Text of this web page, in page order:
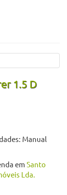
1.5 D
Manual
em Santo
Lda.